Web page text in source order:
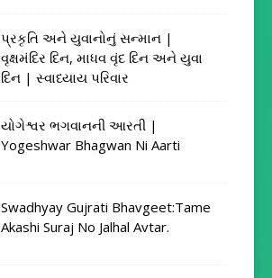
પ્રકૃતિ અને યુવાનોનું સન્માન |
વૃક્ષમંદિર દિન, માધવ વૃંદ દિન અને યુવા
દિન | સ્વાધ્યાય પરિવાર
યોગેશ્વર ભગવાનની આરતી |
Yogeshwar Bhagwan Ni Aarti
Swadhyay Gujrati Bhavgeet:Tame
Akashi Suraj No Jalhal Avtar.